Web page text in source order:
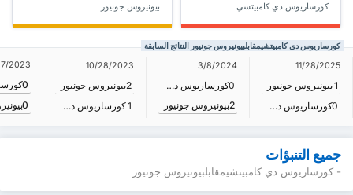
كورساريوس دي كامبيتشي بيونيروس جونيور
كورساريوس دي كامبيتشيمقابلبيونيروس جونيور النتائج السابقة
11/28/2025
بيونيروس جونيور1
كورساريوس دي كامبيتشي
0
3/8/2024
كورساريوس دي كامبيتشي
0
بيونيروس جونيور2
10/28/2023
بيونيروس جونيور2
كورساريوس دي كامبيتشي
1
2023
0
0
جميع التنبؤات
- كورساريوس دي كامبيتشيمقابلبيونيروس جونيور